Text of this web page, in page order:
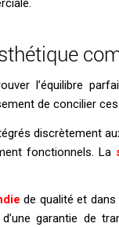
l’équilibre
de concilier
discrètement
fonctionnels. La
de qualité et
garantie de